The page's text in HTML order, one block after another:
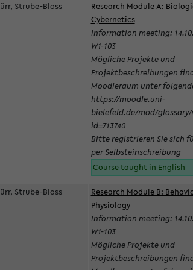
Strube-Bloss
Research Module A:
Cybernetics
Information meeting:
W1-103
Mögliche Projekte und
Projektbeschreibungen
Moodleraum unter
https://moodle.uni-
bielefeld.de/mod/glossary/
id=713740
Bitte registrieren Sie sich
per Selbsteinschreibung
Course taught in English
Strube-Bloss
Research Module B:
Physiology
Information meeting:
W1-103
Mögliche Projekte und
Projektbeschreibungen